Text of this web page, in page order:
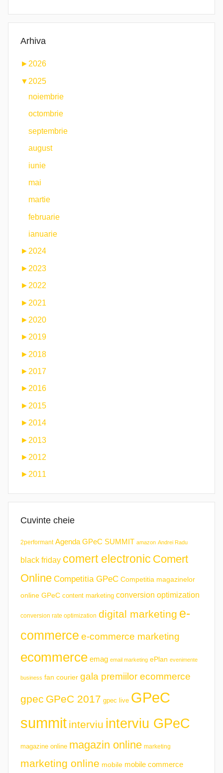
Arhiva
►2026
▼ 2025
noiembrie
octombrie
septembrie
august
iunie
mai
martie
februarie
ianuarie
► 2024
► 2023
► 2022
► 2021
► 2020
► 2019
► 2018
► 2017
► 2016
► 2015
► 2014
► 2013
► 2012
► 2011
Cuvinte cheie
2performant Agenda GPeC SUMMIT amazon Andrei Radu
black friday comert electronic Comert
Online Competitia GPeC Competitia magazinelor
online GPeC content marketing conversion optimization
conversion rate optimization digital marketing e-
commerce e-commerce marketing
ecommerce emag email marketing ePlan evenimente
business fan courier gala premiilor ecommerce
gpec GPeC 2017 gpec live GPeC
summit interviu interviu GPeC
magazine online magazin online marketing
marketing online mobile mobile commerce